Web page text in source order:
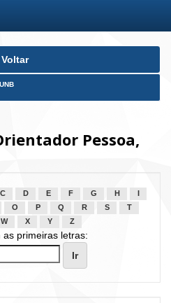
Voltar
Pessoa,
C D E F G H
O P Q R S
T
W X Y Z
primeiras letras: